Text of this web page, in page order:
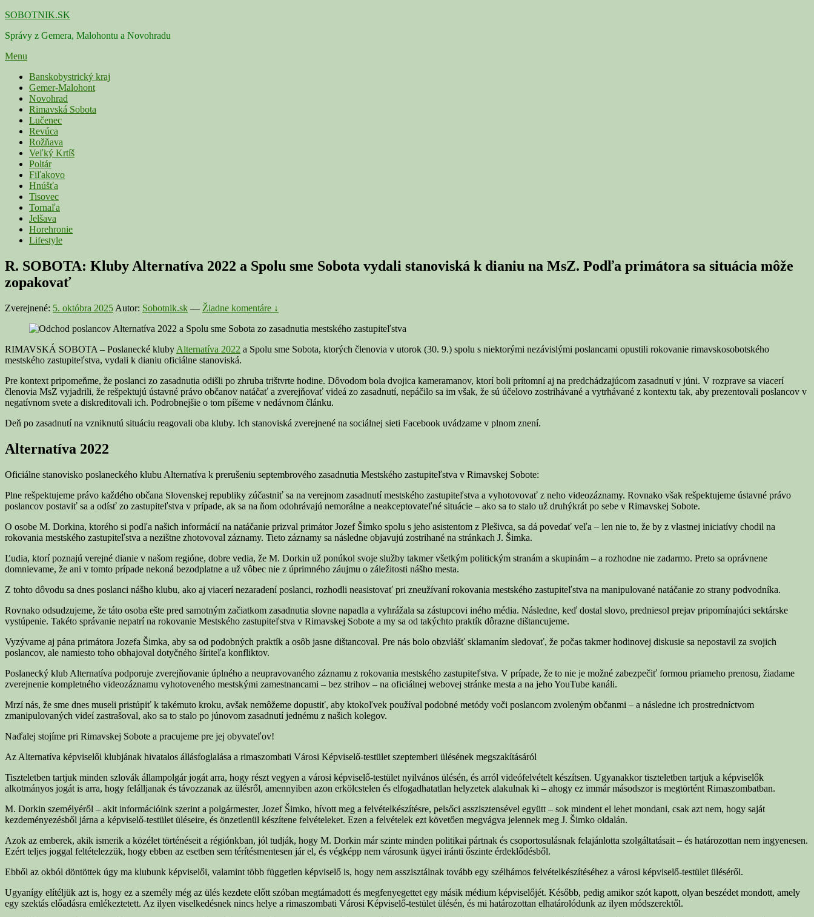
Skip
content
SOBOTNIK.SK
Správy z Gemera, Malohontu a Novohradu
Menu
Primárne
menu
Banskobystrický kraj
Gemer-Malohont
Novohrad
Rimavská Sobota
Lučenec
Revúca
Rožňava
Veľký Krtíš
Poltár
Fiľakovo
Hnúšťa
Tisovec
Tornaľa
Jelšava
Horehronie
Lifestyle
R. SOBOTA: Kluby Alternatíva 2022 a Spolu sme Sobota vydali stanoviská k dianiu na MsZ. Podľa primátora sa situácia môže
zopakovať
Zverejnené: 5. októbra 2025 Autor: Sobotnik.sk — Žiadne komentáre ↓
RIMAVSKÁ SOBOTA – Poslanecké kluby Alternatíva 2022 a Spolu sme Sobota, ktorých členovia v utorok (30. 9.) spolu s niektorými nezávislými poslancami opustili rokovanie rimavskosobotského
mestského zastupiteľstva, vydali k dianiu oficiálne stanoviská.
Pre kontext pripomeňme, že poslanci zo zasadnutia odišli po zhruba trištvrte hodine. Dôvodom bola dvojica kameramanov, ktorí boli prítomní aj na predchádzajúcom zasadnutí v júni. V rozprave sa viacerí
členovia MsZ vyjadrili, že rešpektujú ústavné právo občanov natáčať a zverejňovať videá zo zasadnutí, nepáčilo sa im však, že sú účelovo zostrihávané a vytrhávané z kontextu tak, aby prezentovali poslancov v
negatívnom svete a diskreditovali ich. Podrobnejšie o tom píšeme v nedávnom článku.
Deň po zasadnutí na vzniknutú situáciu reagovali oba kluby. Ich stanoviská zverejnené na sociálnej sieti Facebook uvádzame v plnom znení.
Alternatíva 2022
Oficiálne stanovisko poslaneckého klubu Alternatíva k prerušeniu septembrového zasadnutia Mestského zastupiteľstva v Rimavskej Sobote:
Plne rešpektujeme právo každého občana Slovenskej republiky zúčastniť sa na verejnom zasadnutí mestského zastupiteľstva a vyhotovovať z neho videozáznamy. Rovnako však rešpektujeme ústavné právo
poslancov postaviť sa a odísť zo zastupiteľstva v prípade, ak sa na ňom odohrávajú nemorálne a neakceptovateľné situácie – ako sa to stalo už druhýkrát po sebe v Rimavskej Sobote.
O osobe M. Dorkina, ktorého si podľa našich informácií na natáčanie prizval primátor Jozef Šimko spolu s jeho asistentom z Plešivca, sa dá povedať veľa – len nie to, že by z vlastnej iniciatívy chodil na
rokovania mestského zastupiteľstva a nezištne zhotovoval záznamy. Tieto záznamy sa následne objavujú zostrihané na stránkach J. Šimka.
Ľudia, ktorí poznajú verejné dianie v našom regióne, dobre vedia, že M. Dorkin už ponúkol svoje služby takmer všetkým politickým stranám a skupinám – a rozhodne nie zadarmo. Preto sa oprávnene
domnievame, že ani v tomto prípade nekoná bezodplatne a už vôbec nie z úprimného záujmu o záležitosti nášho mesta.
Z tohto dôvodu sa dnes poslanci nášho klubu, ako aj viacerí nezaradení poslanci, rozhodli neasistovať pri zneužívaní rokovania mestského zastupiteľstva na manipulované natáčanie zo strany podvodníka.
Rovnako odsudzujeme, že táto osoba ešte pred samotným začiatkom zasadnutia slovne napadla a vyhrážala sa zástupcovi iného média. Následne, keď dostal slovo, predniesol prejav pripomínajúci sektárske
vystúpenie. Takéto správanie nepatrí na rokovanie Mestského zastupiteľstva v Rimavskej Sobote a my sa od takýchto praktík dôrazne dištancujeme.
Vyzývame aj pána primátora Jozefa Šimka, aby sa od podobných praktík a osôb jasne dištancoval. Pre nás bolo obzvlášť sklamaním sledovať, že počas takmer hodinovej diskusie sa nepostavil za svojich
poslancov, ale namiesto toho obhajoval dotyčného šíriteľa konfliktov.
Poslanecký klub Alternatíva podporuje zverejňovanie úplného a neupravovaného záznamu z rokovania mestského zastupiteľstva. V prípade, že to nie je možné zabezpečiť formou priameho prenosu, žiadame
zverejnenie kompletného videozáznamu vyhotoveného mestskými zamestnancami – bez strihov – na oficiálnej webovej stránke mesta a na jeho YouTube kanáli.
Mrzí nás, že sme dnes museli pristúpiť k takémuto kroku, avšak nemôžeme dopustiť, aby ktokoľvek používal podobné metódy voči poslancom zvoleným občanmi – a následne ich prostredníctvom
zmanipulovaných videí zastrašoval, ako sa to stalo po júnovom zasadnutí jednému z našich kolegov.
Naďalej stojíme pri Rimavskej Sobote a pracujeme pre jej obyvateľov!
Az Alternatíva képviselői klubjának hivatalos állásfoglalása a rimaszombati Városi Képviselő-testület szeptemberi ülésének megszakításáról
Tiszteletben tartjuk minden szlovák állampolgár jogát arra, hogy részt vegyen a városi képviselő-testület nyilvános ülésén, és arról videófelvételt készítsen. Ugyanakkor tiszteletben tartjuk a képviselők
alkotmányos jogát is arra, hogy felálljanak és távozzanak az ülésről, amennyiben azon erkölcstelen és elfogadhatatlan helyzetek alakulnak ki – ahogy ez immár másodszor is megtörtént Rimaszombatban.
M. Dorkin személyéről – akit információink szerint a polgármester, Jozef Šimko, hívott meg a felvételkészítésre, pelsőci asszisztensével együtt – sok mindent el lehet mondani, csak azt nem, hogy saját
kezdeményezésből járna a képviselő-testület üléseire, és önzetlenül készítene felvételeket. Ezen a felvételek ezt követően megvágva jelennek meg J. Šimko oldalán.
Azok az emberek, akik ismerik a közélet történéseit a régiónkban, jól tudják, hogy M. Dorkin már szinte minden politikai pártnak és csoportosulásnak felajánlotta szolgáltatásait – és határozottan nem ingyenesen.
Ezért teljes joggal feltételezzük, hogy ebben az esetben sem térítésmentesen jár el, és végképp nem városunk ügyei iránti őszinte érdeklődésből.
Ebből az okból döntöttek úgy ma klubunk képviselői, valamint több független képviselő is, hogy nem asszisztálnak tovább egy szélhámos felvételkészítéséhez a városi képviselő-testület üléséről.
Ugyanígy elítéljük azt is, hogy ez a személy még az ülés kezdete előtt szóban megtámadott és megfenyegettet egy másik médium képviselőjét. Később, pedig amikor szót kapott, olyan beszédet mondott, amely
egy szektás előadásra emlékeztetett. Az ilyen viselkedésnek nincs helye a rimaszombati Városi Képviselő-testület ülésén, és mi határozottan elhatárolódunk az ilyen módszerektől.